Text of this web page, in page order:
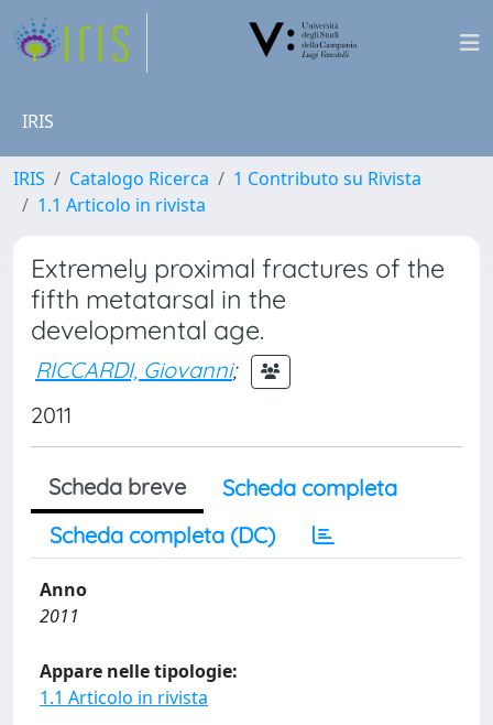
IRIS
IRIS Catalogo Ricerca
1 Contributo su Rivista
1.1 Articolo in rivista
Extremely proximal fractures of the
fifth metatarsal in the
developmental age.
RICCARDI, Giovanni;
2011
Scheda breve
Scheda completa
Scheda completa (DC)
Anno
2011
Appare nelle tipologie:
1.1 Articolo in rivista